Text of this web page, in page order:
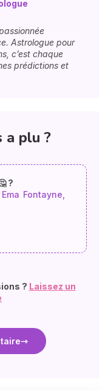
Astrologue pour
c’est chaque
prédictions et
a plu ?
?
Ema Fontayne,
? Laissez un